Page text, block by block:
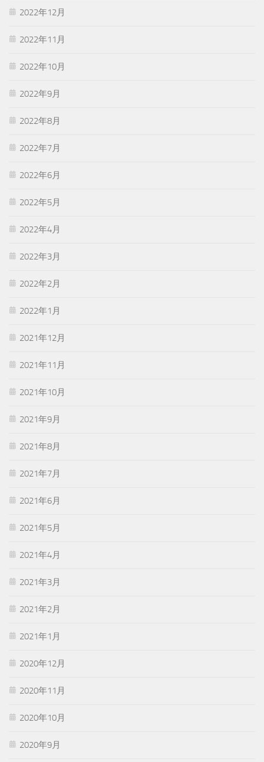
2022年12月
2022年11月
2022年10月
2022年9月
2022年8月
2022年7月
2022年6月
2022年5月
2022年4月
2022年3月
2022年2月
2022年1月
2021年12月
2021年11月
2021年10月
2021年9月
2021年8月
2021年7月
2021年6月
2021年5月
2021年4月
2021年3月
2021年2月
2021年1月
2020年12月
2020年11月
2020年10月
2020年9月